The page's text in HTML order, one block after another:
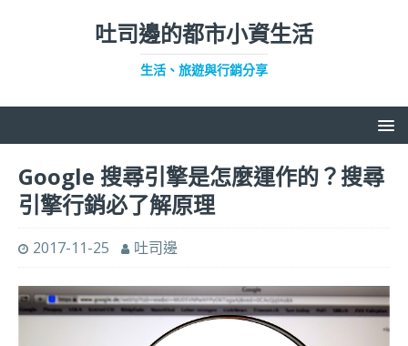
吐司邊的都市小資生活
生活、旅遊與行銷分享
Google 搜尋引擎是怎麼運作的？搜尋
引擎行銷必了解原理
2017-11-25 吐司邊